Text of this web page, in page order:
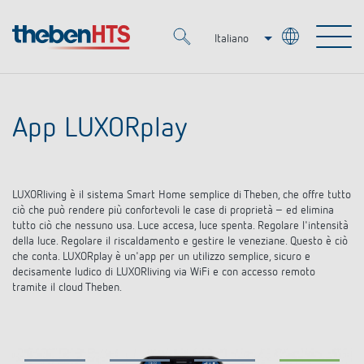
Italiano
Prodotti
KNX
Smart Home
DALI
Fari a LED
Soluzioni OEM
Esperti OEM
Soluzioni
Regolazione del tempo e della luce
Servizio
App LUXORplay
LUXORliving è il sistema Smart Home semplice di Theben, che offre tutto
ciò che può rendere più confortevoli le case di proprietà – ed elimina
tutto ciò che nessuno usa. Luce accesa, luce spenta. Regolare l'intensità
della luce. Regolare il riscaldamento e gestire le veneziane. Questo è ciò
che conta. LUXORplay è un'app per un utilizzo semplice, sicuro e
decisamente ludico di LUXORliving via WiFi e con accesso remoto
tramite il cloud Theben.